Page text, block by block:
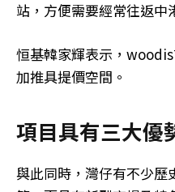
站，方便需要經常往返中
恒基韓家輝表示，
加推具提價空間。
項目具有三大優
與此同時，灣仔有不少歷